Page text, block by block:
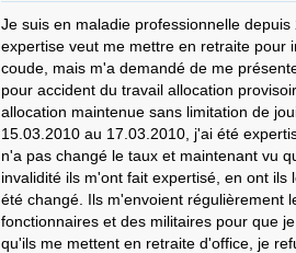
Je suis en maladie professionnelle
expertise veut me mettre en retraite pour
coude, mais m'a demandé de me
pour accident du travail allocation
allocation maintenue sans limitation de
15.03.2010 au 17.03.2010, j'ai été
n'a pas changé le taux et maintenant vu
invalidité ils m'ont fait expertisé, en ont
été changé. Ils m'envoient régulièrement
fonctionnaires et des militaires pour que
qu'ils me mettent en retraite d'office, je